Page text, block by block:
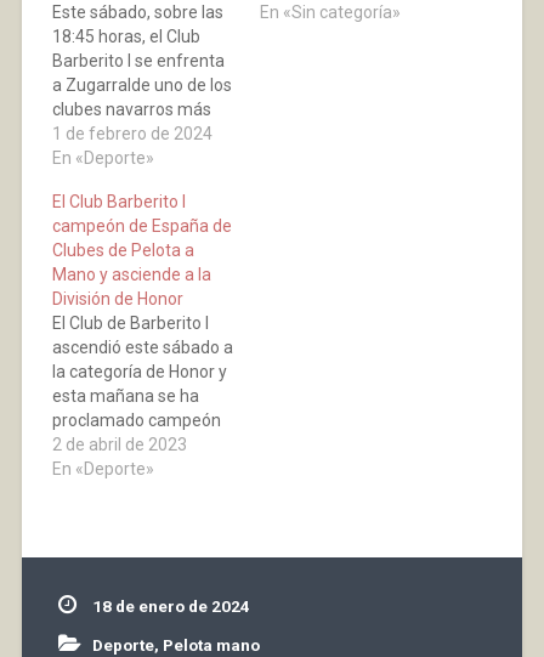
Este sábado, sobre las
18:45 horas, el Club
Barberito I se enfrenta
a Zugarralde uno de los
clubes navarros más
importantes de pelota a
mano, semillero de
actualidad, dispone de
jugadores como Enaitz
Anso, Aitor Alduntzin,
David Landa, Beñat
Villanueva… El lugar en
el que suelen…
1 de febrero de 2024
En «Deporte»
En «Sin categoría»
El Club Barberito I
campeón de España de
Clubes de Pelota a
Mano y asciende a la
División de Honor
El Club de Barberito I
ascendió este sábado a
la categoría de Honor y
esta mañana se ha
proclamado campeón
de España de Clubes de
Pelota a Mano de
camino hacia el…
2 de abril de 2023
En «Deporte»
18 de enero de 2024
Deporte, Pelota mano